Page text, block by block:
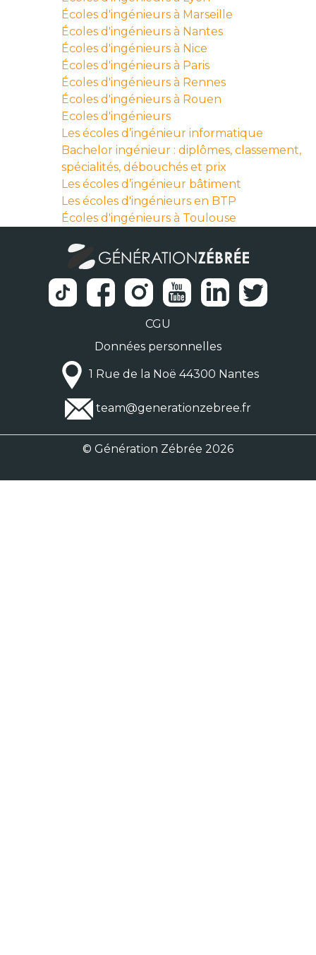
Écoles d'ingénieurs à Marseille
Écoles d'ingénieurs à Nantes
Écoles d'ingénieurs à Nice
Écoles d'ingénieurs à Paris
Écoles d'ingénieurs à Rennes
Écoles d'ingénieurs à Rouen
Ecoles d'ingénieurs
Les écoles d’ingénieur informatique
Bachelor ingénieur : diplômes, classement,
spécialités, débouchés et prix
Les écoles d’ingénieur bâtiment
Les écoles d'ingénieurs en BTP
Écoles d'ingénieurs à Toulouse
CGU
Données personnelles
1 Rue de la Noë 44300 Nantes
team@generationzebree.fr
© Génération Zébrée 2026